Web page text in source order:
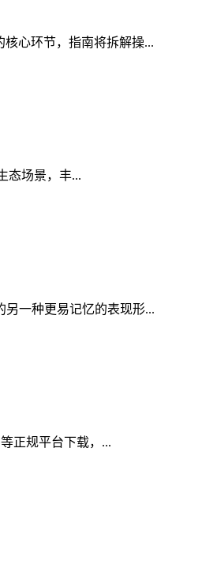
心环节，指南将拆解操...
态场景，丰...
一种更易记忆的表现形...
正规平台下载，...